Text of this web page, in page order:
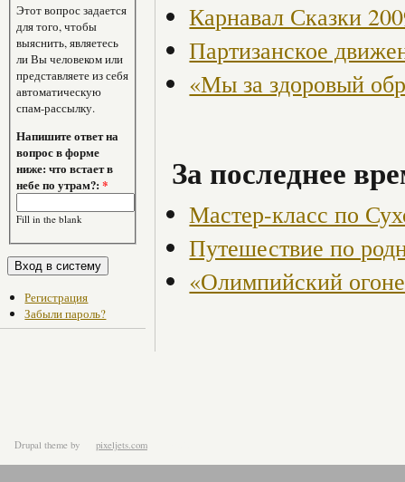
Этот вопрос задается
для того, чтобы
выяснить, являетесь
ли Вы человеком или
представляете из себя
автоматическую
спам-рассылку.
Напишите ответ на
вопрос в форме
ниже: что встает в
небе по утрам?:*
Fill in the blank
Регистрация
Забыли пароль?
Карнавал Сказки
Партизанское
«Мы за здоровый
За последнее
Мастер-класс по
Путешествие по
«Олимпийский
Drupal theme by pixeljets.com